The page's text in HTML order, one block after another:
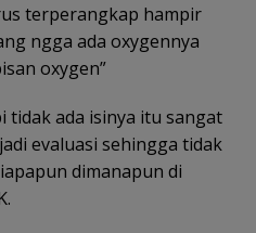
terperangkap hampir
ngga ada oxygennya
oxygen”
tidak ada isinya itu sangat
evaluasi sehingga tidak
dimanapun di